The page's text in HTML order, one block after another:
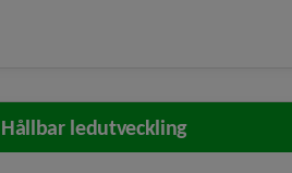
Hållbar ledutveckling